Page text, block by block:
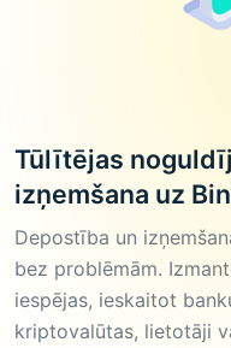
Tūlītējas
izņemšana uz
Depostība un
bez problēmām.
iespējas, ieskaitot
kriptovalūtas, lietotāji